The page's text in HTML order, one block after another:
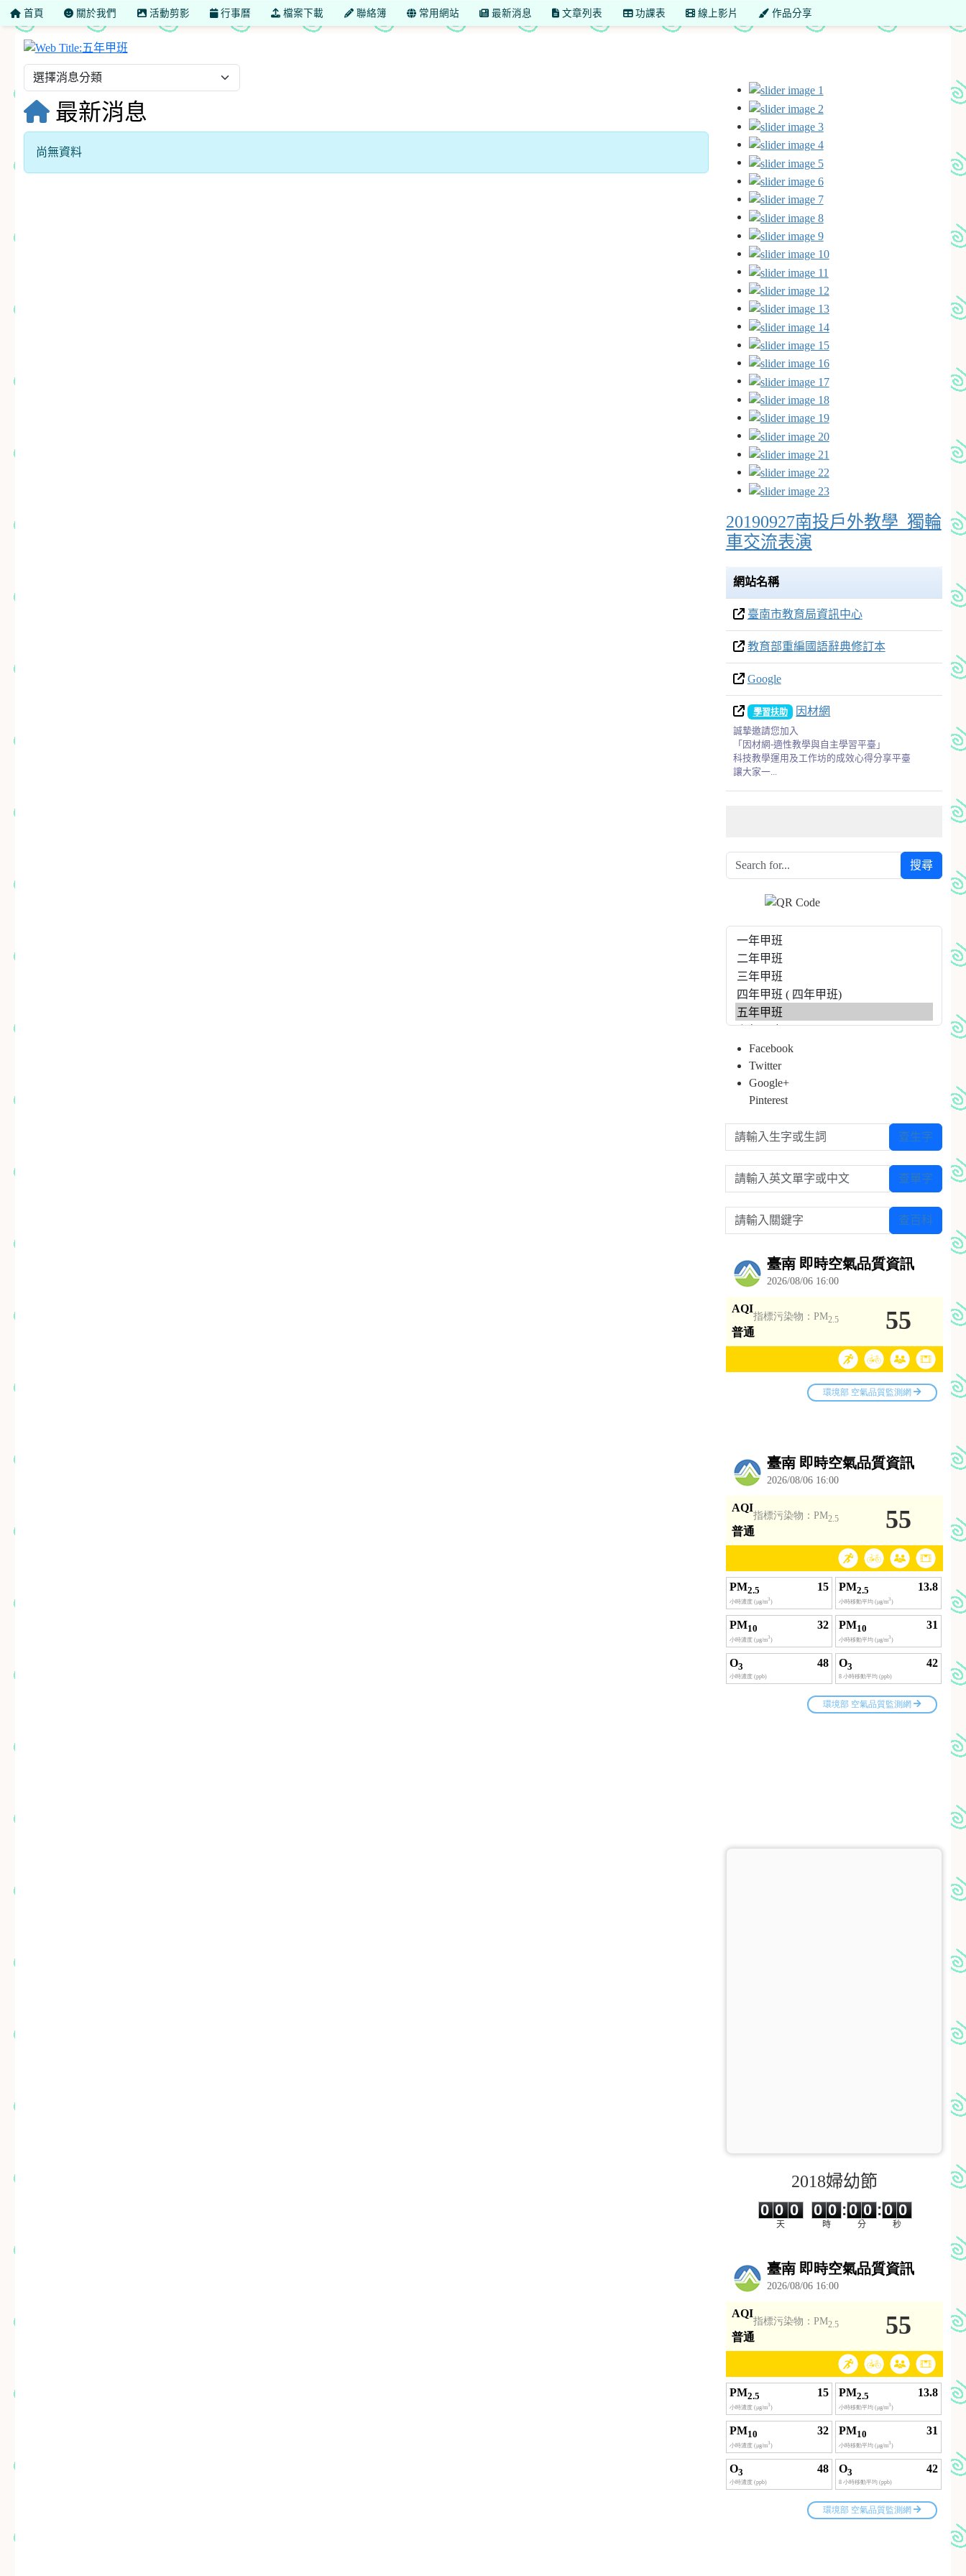
首頁 關於我們 活動剪影 行事曆 檔案下載 聯絡簿 常用網站 最新消息 文章列表 功課表 線上影片 作品分享
五年甲班
最新消息
尚無資料
20190927南投戶外教學_獨輪
車交流表演
網站名稱
臺南市教育局資訊中心
教育部重編國語辭典修訂本
Google
學習扶助 因材網
誠摯邀請您加入
「因材網-適性教學與自主學習平臺」
科技教學運用及工作坊的成效心得分享平臺
讓大家一...
搜尋
Facebook
Twitter
Google+
Pinterest
請輸入生字或生詞 查生字
請輸入英文單字或中文 查單字
請輸入關鍵字 查百科
2018婦幼節
0 0
0
0
天
0
0
0
0
時
:
0
0
0
0
分
:0 0
秒